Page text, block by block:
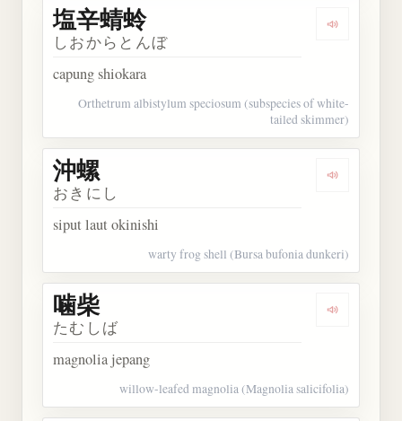
Dengarkan
塩辛蜻蛉
しおからとんぼ
capung shiokara
Orthetrum albistylum speciosum (subspecies of white-
tailed skimmer)
Dengarkan
沖螺
おきにし
siput laut okinishi
warty frog shell (Bursa bufonia dunkeri)
Dengarkan
噛柴
たむしば
magnolia jepang
willow-leafed magnolia (Magnolia salicifolia)